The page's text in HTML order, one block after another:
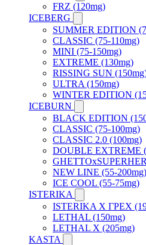
FRZ (120mg)
ICEBERG
SUMMER EDITION
CLASSIC (75-110mg)
MINI (75-150mg)
EXTREME (130mg)
RISSING SUN
ULTRA (150mg)
WINTER EDITION
ICEBURN
BLACK EDITION
CLASSIC (75-100mg)
CLASSIC 2.0 (100mg)
DOUBLE EXTREME
NEW LINE (55-200mg)
ICE COOL (55-75mg)
ISTERIKA
ISTERIKA X ГРЕХ
LETHAL (150mg)
LETHAL X (205mg)
KASTA